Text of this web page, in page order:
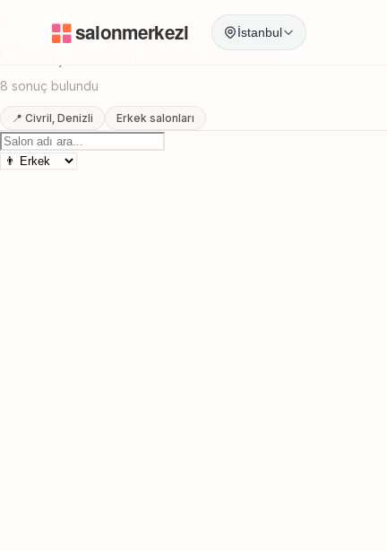
İstanbul
Erkek Berberi
Civril, Denizli Erkek Berberi
8 sonuç bulundu
📍 Civril, Denizli Erkek salonları